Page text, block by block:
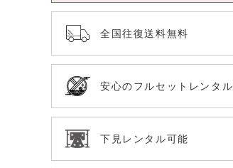
全国往復送料無料
安心のフルセットレンタル
下見レンタル可能